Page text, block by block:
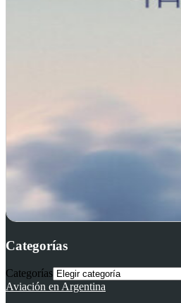
Categorías
Categorías
Aviación en Argentina